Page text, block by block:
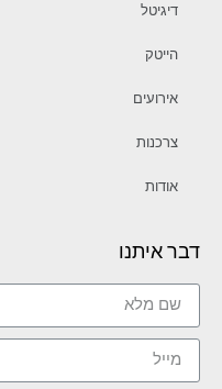
דיגיטל
הייטק
אירועים
צרכנות
אודות
דבר איתנו